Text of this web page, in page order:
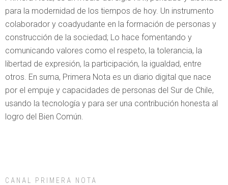
para la modernidad de los tiempos de hoy. Un instrumento
colaborador y coadyudante en la formación de personas y
construcción de la sociedad; Lo hace fomentando y
comunicando valores como el respeto, la tolerancia, la
libertad de expresión, la participación, la igualdad, entre
otros. En suma, Primera Nota es un diario digital que nace
por el empuje y capacidades de personas del Sur de Chile,
usando la tecnología y para ser una contribución honesta al
logro del Bien Común.
CANAL PRIMERA NOTA